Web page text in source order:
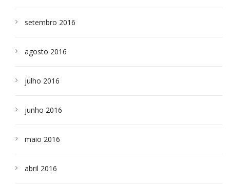
setembro 2016
agosto 2016
julho 2016
junho 2016
maio 2016
abril 2016